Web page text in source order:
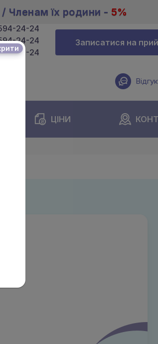
/ Членам їх родини - 5%
24-24
24-24
24-24
Записатися на
ЦІНИ